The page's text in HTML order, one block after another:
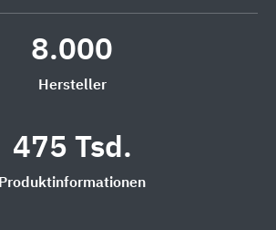
8.000
Hersteller
475 Tsd.
Produktinformationen